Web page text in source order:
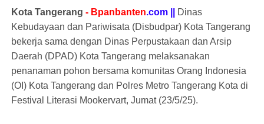
Kota Tangerang - Bpanbanten.com || Dinas
Kebudayaan dan Pariwisata (Disbudpar) Kota Tangerang
bekerja sama dengan Dinas Perpustakaan dan Arsip
Daerah (DPAD) Kota Tangerang melaksanakan
penanaman pohon bersama komunitas Orang Indonesia
(OI) Kota Tangerang dan Polres Metro Tangerang Kota di
Festival Literasi Mookervart, Jumat (23/5/25).